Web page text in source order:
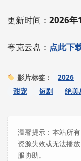
更新时间： 2026年
夸克云盘： 点此下
影片标签： 2026
甜宠
短剧 绝美
温馨提示：本站所
资源失效或无法播
服协助。